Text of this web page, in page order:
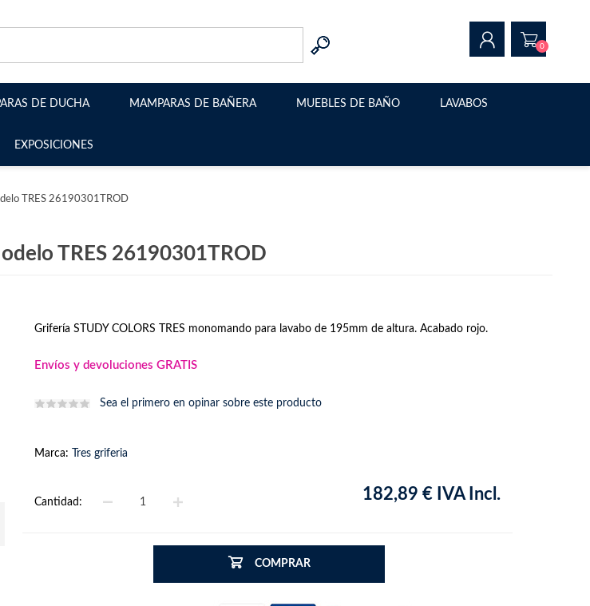
REGISTRAR
0
DE DUCHA
Abatibles
MAMPARAS DE BAÑERA MUEBLES DE BAÑO LAVABOS
EXPOSICIONES
TRES 26190301TROD
TRES 26190301TROD
Grifería STUDY COLORS TRES monomando para lavabo de 195mm de altura. Acabado rojo.
Envíos y devoluciones GRATIS
Sea el primero en opinar sobre este producto
Marca: Tres griferia
182,89 € IVA Incl.
Cantidad:
COMPRAR